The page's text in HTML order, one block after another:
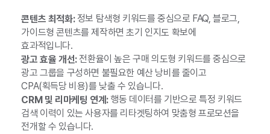
콘텐츠 최적화:정보 탐색형 키워드를 중심으로 FAQ, 블로그,
가이드형 콘텐츠를 제작하면 초기 인지도 확보에
효과적입니다.
광고 효율 개선:전환율이 높은 구매 의도형 키워드를 중심으로
광고 그룹을 구성하면 불필요한 예산 낭비를 줄이고
CPA(획득당 비용)를 낮출 수 있습니다.
CRM 및 리마케팅 연계:행동 데이터를 기반으로 특정 키워드
검색 이력이 있는 사용자를 리타겟팅하여 맞춤형 프로모션을
전개할 수 있습니다.